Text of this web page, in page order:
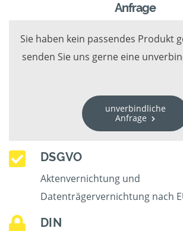
Anfrage
Sie haben kein passendes Produkt
senden Sie uns gerne eine
unverbindliche
Anfrage
DSGVO
Aktenvernichtung und
Datenträgervernichtung nach
DIN